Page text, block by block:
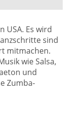
USA. Es wird
sind
mitmachen.
wie Salsa,
und
Zumba-